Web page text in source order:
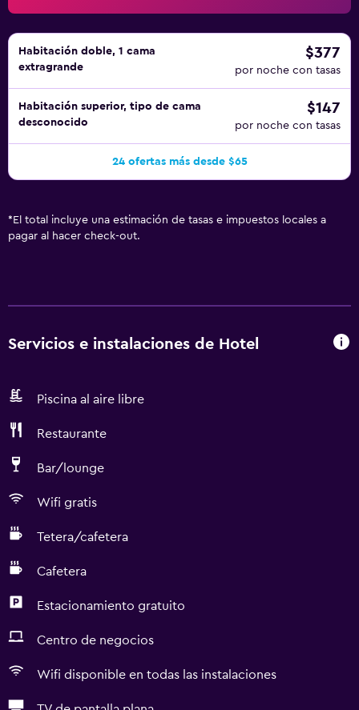
ofrece servicio de limpieza todos los días. En el
alojamiento hay piscina al aire libre y bañera de
hidromasaje. Se pueden practicar las actividades de ocio
y esparcimiento que se indican más abajo en las
instalaciones o cerca del alojamiento (es posible que se
aplique un recargo).
Habitación doble, 1 cama
extragrande
$377
por noche con tasas
Habitación superior, tipo de cama
desconocido
$147
por noche con tasas
24 ofertas más desde $65
* El total incluye una estimación de tasas e impuestos locales a
pagar al hacer check-out.
Servicios e instalaciones de Hotel
Piscina al aire libre
Restaurante
Bar/lounge
Wifi gratis
Tetera/cafetera
Cafetera
Estacionamiento gratuito
Centro de negocios
Wifi disponible en todas las instalaciones